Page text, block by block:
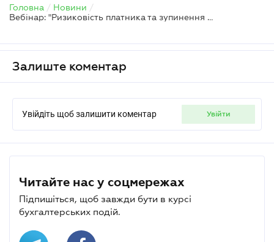
Головна / Новини /
Вебінар: "Ризиковість платника та зупинення реєстрації ПН: алгоритм дій, превентивні заходи, практичні поради"
Залиште коментар
Увійдіть щоб залишити коментар увійти
Читайте нас у соцмережах
Підпишіться, щоб завжди бути в курсі
бухгалтерських подій.